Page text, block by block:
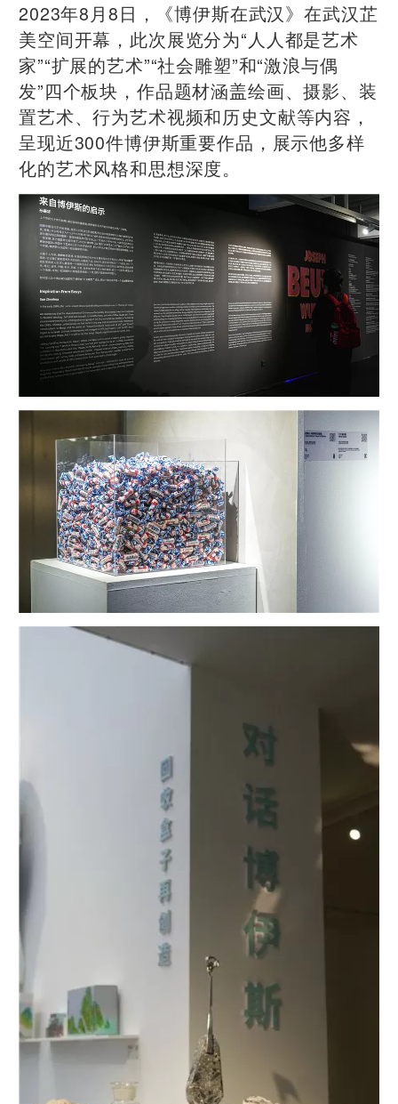
2023年8月8日，《博伊斯在武汉》在武汉芷
美空间开幕，此次展览分为“人人都是艺术
家”“扩展的艺术”“社会雕塑”和“激浪与偶
发”四个板块，作品题材涵盖绘画、摄影、装
置艺术、行为艺术视频和历史文献等内容，
呈现近300件博伊斯重要作品，展示他多样
化的艺术风格和思想深度。